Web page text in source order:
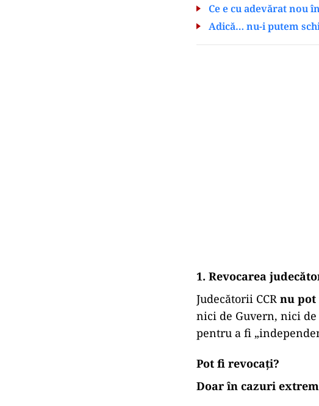
Ce e cu adevărat nou
Adică… nu-i putem
1. Revocarea
Judecătorii CCR nu
nici de Guvern, nici
pentru a fi
Pot fi revocați?
Doar în cazuri